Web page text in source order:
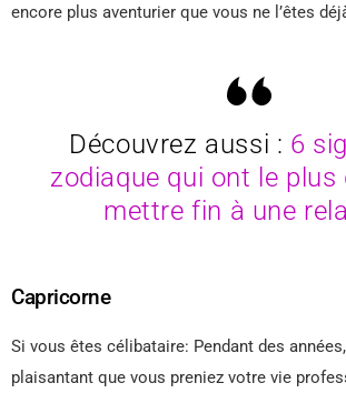
encore plus aventurier que vous ne l’êtes
Découvrez aussi : 6
zodiaque qui ont le plus
mettre fin à une
Capricorne
Si vous êtes célibataire: Pendant des
plaisantant que vous preniez votre vie